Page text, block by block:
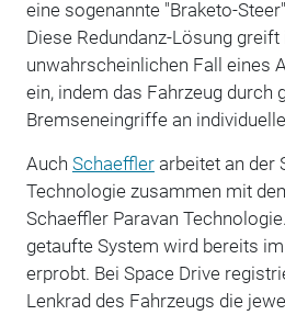
eine sogenannte "Braketo-
Diese Redundanz-Lösung
unwahrscheinlichen Fall eines
ein, indem das Fahrzeug durch
Bremseneingriffe an
Auch Schaefflerarbeitet an der
Technologie zusammen mit
Schaeffler Paravan
getaufte System wird bereits
erprobt. Bei Space Drive
Lenkrad des Fahrzeugs die